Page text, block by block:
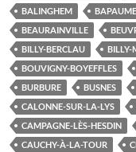
BALINGHEM
BAPAUME
BEAURAINVILLE
BILLY-BERCLAU
BILLY-
BOUVIGNY-BOYEFFLES
BURBURE
BUSNES
CALONNE-SUR-LA-LYS
CAMPAGNE-LÈS-HESDIN
CAUCHY-À-LA-TOUR